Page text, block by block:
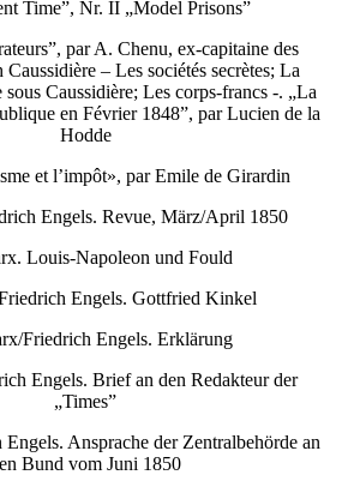
Time”, Nr. II „Model Prisons”
par A. Chenu, ex-capitaine des
Caussidière – Les sociétés secrètes; La
Caussidière; Les corps-francs -. „La
en Février 1848”, par Lucien de la
Hodde
et l’impôt», par Emile de Girardin
Engels. Revue, März/April 1850
Louis-Napoleon und Fould
Engels. Gottfried Kinkel
Friedrich Engels. Erklärung
Engels. Brief an den Redakteur der
„Times”
Ansprache der Zentralbehörde an
Bund vom Juni 1850